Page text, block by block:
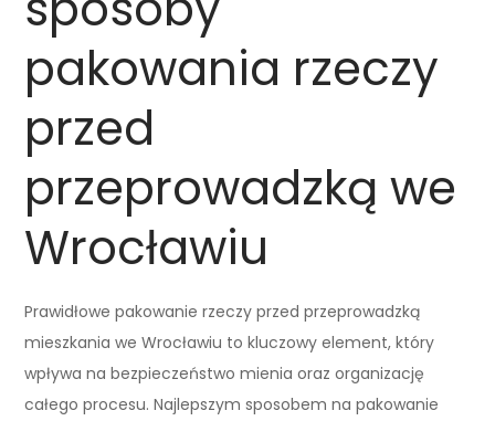
pakowania rzeczy
przed
przeprowadzką we
Wrocławiu
Prawidłowe pakowanie rzeczy przed przeprowadzką
mieszkania we Wrocławiu to kluczowy element, który
wpływa na bezpieczeństwo mienia oraz organizację
całego procesu. Najlepszym sposobem na pakowanie